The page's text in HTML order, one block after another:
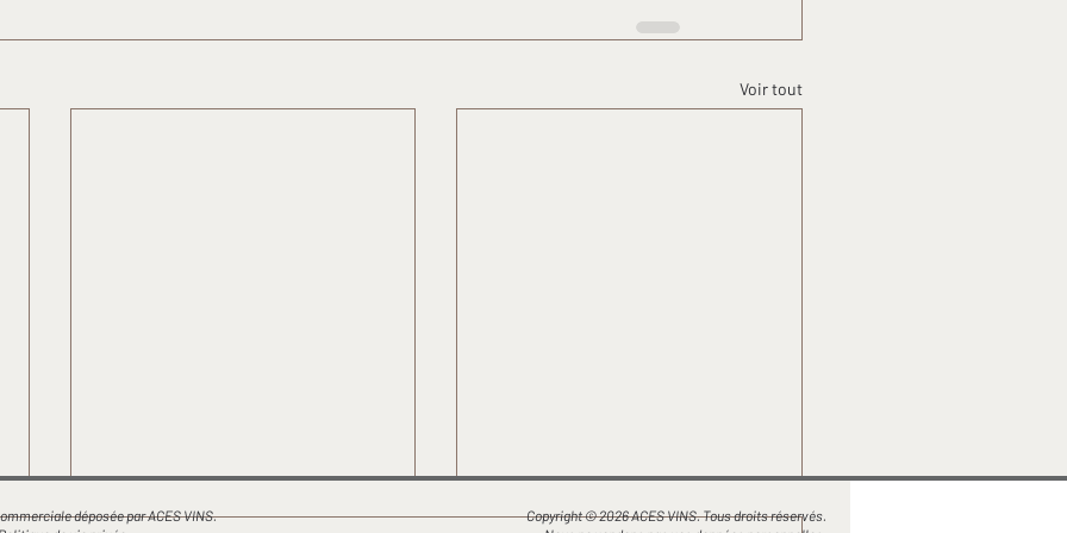
Voir tout
déposée par ACES VINS.
Copyright © 2026 ACES VINS. Tous droits réservés.